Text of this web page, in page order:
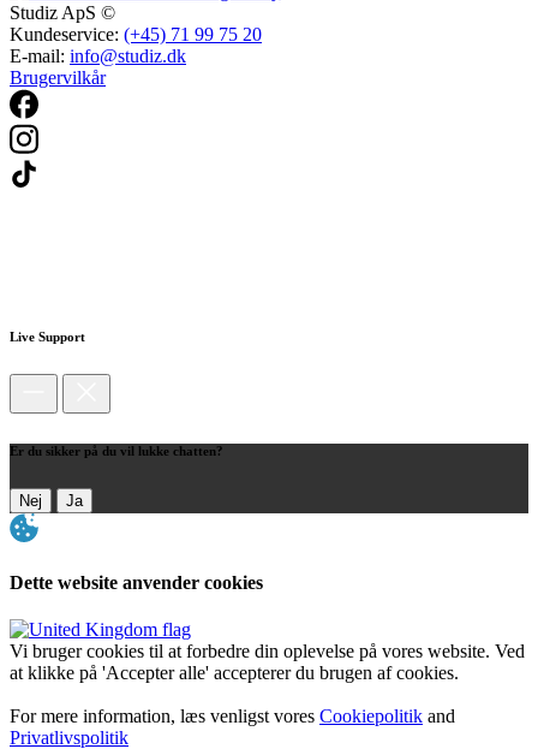
Studiz ApS ©
Kundeservice: (+45) 71 99 75 20
E-mail: info@studiz.dk
Brugervilkår
Live Support
Er du sikker på du vil lukke chatten?
Nej Ja
Dette website anvender cookies
Vi bruger cookies til at forbedre din oplevelse på vores website. Ved
at klikke på 'Accepter alle' accepterer du brugen af cookies.
For mere information, læs venligst vores Cookiepolitik and
Privatlivspolitik